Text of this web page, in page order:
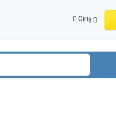
Giriş